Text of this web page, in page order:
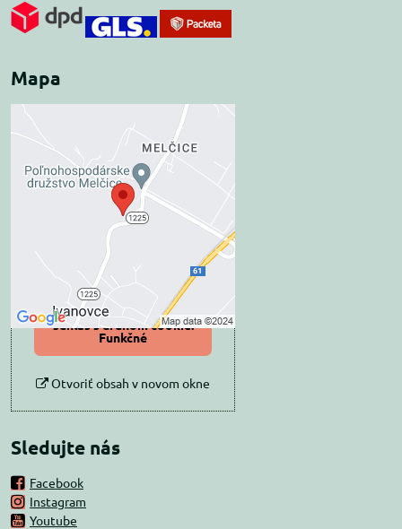
Mapa
Externý obsah je
blokovaný Voľbami
súkromia
Prajete si načítať externý obsah?
Povoliť tentokrát
Povoliť a zapamätať -
súhlas s druhom cookie:
Funkčné
Otvoriť obsah v novom okne
Sledujte nás
Facebook
Instagram
Youtube